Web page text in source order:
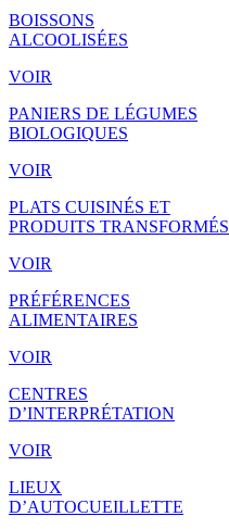
BOISSONS
ALCOOLISÉES
VOIR
PANIERS DE LÉGUMES
BIOLOGIQUES
VOIR
PLATS CUISINÉS ET
PRODUITS TRANSFORMÉS
VOIR
PRÉFÉRENCES
ALIMENTAIRES
VOIR
CENTRES
D’INTERPRÉTATION
VOIR
LIEUX
D’AUTOCUEILLETTE